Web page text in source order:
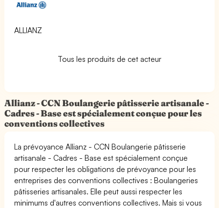
ALLIANZ
Tous les produits de cet acteur
Allianz - CCN Boulangerie pâtisserie artisanale -
Cadres - Base est spécialement conçue pour les
conventions collectives
La prévoyance Allianz - CCN Boulangerie pâtisserie
artisanale - Cadres - Base est spécialement conçue
pour respecter les obligations de prévoyance pour les
entreprises des conventions collectives : Boulangeries
pâtisseries artisanales. Elle peut aussi respecter les
minimums d'autres conventions collectives. Mais si vous